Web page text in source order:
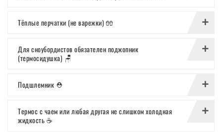
Тёплые перчатки (не варежки) 🧤
Для сноубордистов обязателен поджопник
(термосидушка) 🪑
Подшлемник ⛑️
Термос с чаем или любая другая не слишком холодная
жидкость ☕